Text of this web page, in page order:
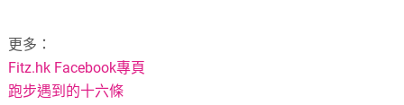
更多：
Fitz.hk Facebook專頁
跑步遇到的十六條